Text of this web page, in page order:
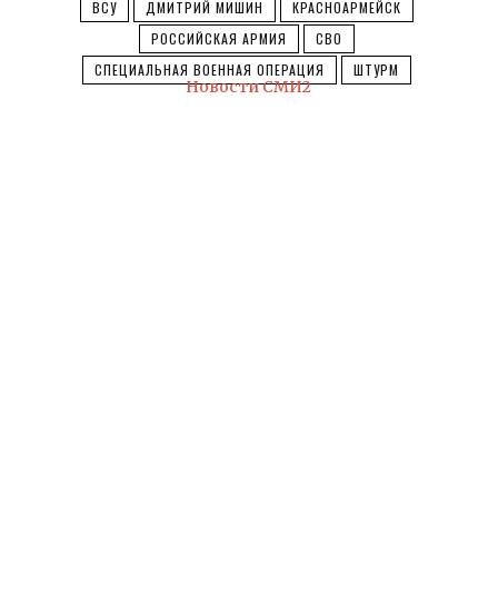
ВСУ ДМИТРИЙ МИШИН
КРАСНОАРМЕЙСК
РОССИЙСКАЯ АРМИЯ
СВО
СПЕЦИАЛЬНАЯ ВОЕННАЯ ОПЕРАЦИЯ
ШТУРМ
Новости СМИ2